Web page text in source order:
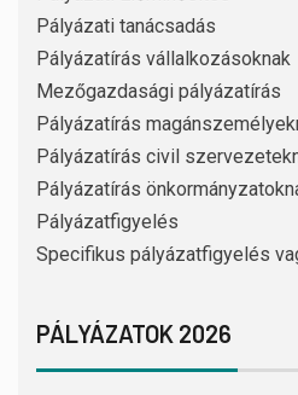
Pályázati tanácsadás
Pályázatírás vállalkozásoknak
Mezőgazdasági pályázatírás
Pályázatírás
Pályázatírás civil
Pályázatírás
Pályázatfigyelés
Specifikus pályázatfigyelés
PÁLYÁZATOK 2026